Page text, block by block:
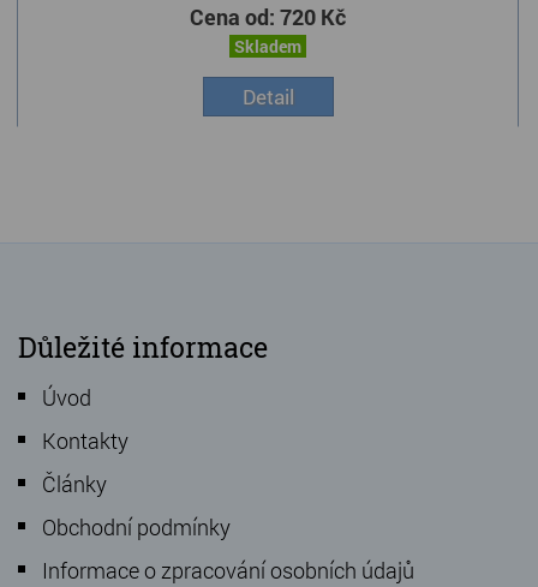
Cena od: 720 Kč
Skladem
Detail
Důležité informace
Úvod
Kontakty
Články
Obchodní podmínky
Informace o zpracování osobních údajů